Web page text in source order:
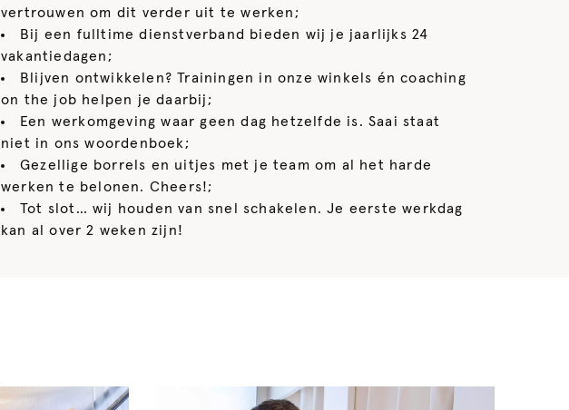
vertrouwen om dit verder uit te werken;
Bij een fulltime dienstverband bieden wij je jaarlijks 24
vakantiedagen;
Blijven ontwikkelen? Trainingen in onze winkels én coaching
on the job helpen je daarbij;
Een werkomgeving waar geen dag hetzelfde is. Saai staat
niet in ons woordenboek;
Gezellige borrels en uitjes met je team om al het harde
werken te belonen. Cheers!;
Tot slot… wij houden van snel schakelen. Je eerste werkdag
kan al over 2 weken zijn!